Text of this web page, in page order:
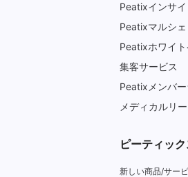
Peatixインサイ
Peatixマルシェ
Peatixホワイ
集客サービス
Peatixメンバ
メディカルリ
ピーティッ
新しい商品/サー